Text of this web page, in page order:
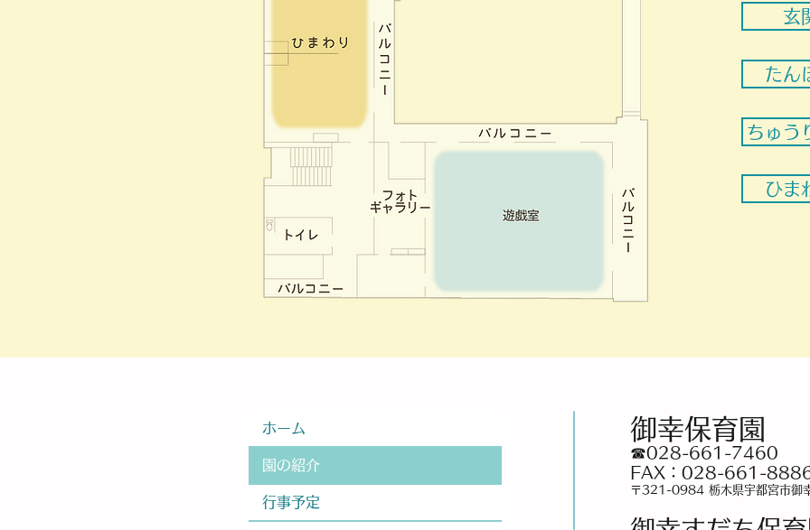
玄
たん
ちゅう
ひま
御幸保育園
☎028-661-7460
FAX：028-661-
〒321-0984 栃木県宇都宮市御
ホーム
園の紹介
行事予定